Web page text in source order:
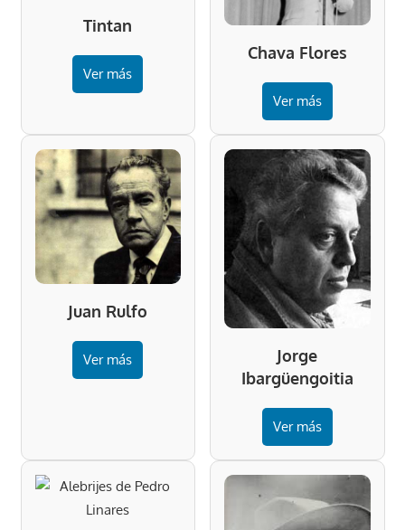
Tintan
Ver más
Chava Flores
Ver más
Juan Rulfo
Ver más
Jorge
Ibargüengoitia
Ver más